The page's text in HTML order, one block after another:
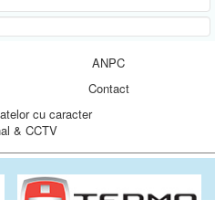
ANPC
Contact
cu caracter
& CCTV